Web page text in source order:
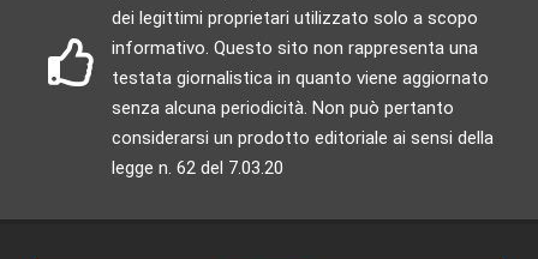
dei legittimi proprietari utilizzato solo a scopo
informativo. Questo sito non rappresenta una
testata giornalistica in quanto viene aggiornato
senza alcuna periodicità. Non può pertanto
considerarsi un prodotto editoriale ai sensi della
legge n. 62 del 7.03.20